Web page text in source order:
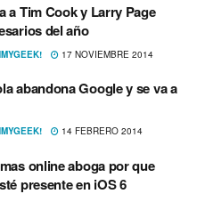
a Tim Cook y Larry Page
del año
17 NOVIEMBRE 2014
abandona Google y se va a
14 FEBRERO 2014
online aboga por que
presente en iOS 6